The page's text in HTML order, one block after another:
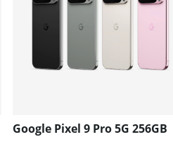
Google Pixel 9 Pro 5G 256GB